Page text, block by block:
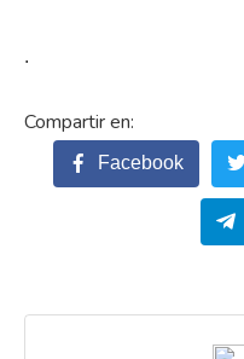
.
Facebook